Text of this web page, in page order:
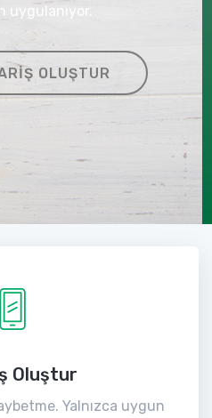
uygulanıyor.
OLUŞTUR
Oluştur
Yalnızca uygun